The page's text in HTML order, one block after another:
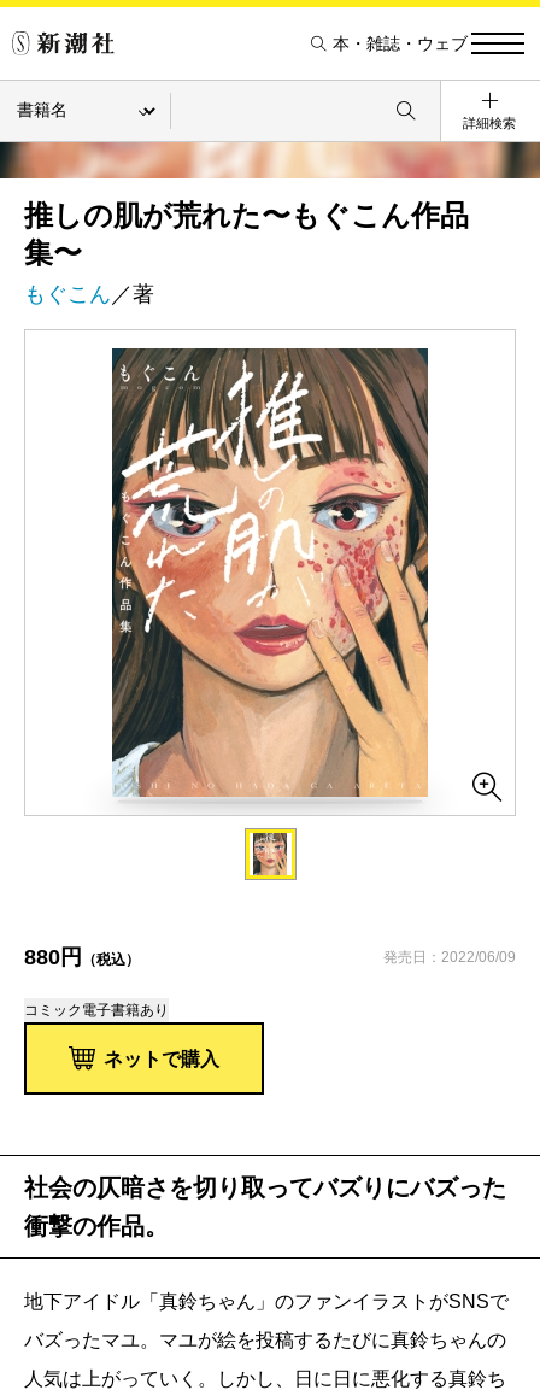
本・雑誌・ウェブ
詳細検索
推しの肌が荒れた〜もぐこん作品
集〜
もぐこん ／著
880円 （税込） 発売日：2022/06/09
コミック 電子書籍あり
ネットで購入
社会の仄暗さを切り取ってバズりにバズった
衝撃の作品。
地下アイドル「真鈴ちゃん」のファンイラストがSNSで
バズったマユ。マユが絵を投稿するたびに真鈴ちゃんの
人気は上がっていく。しかし、日に日に悪化する真鈴ち